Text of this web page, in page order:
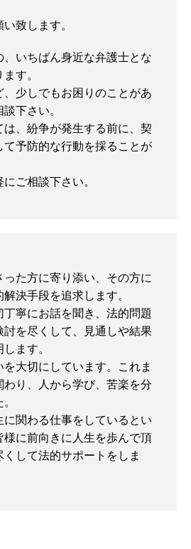
致します。
いちばん身近な弁護士とな
す。
少しでもお困りのことがあ
下さい。
は、紛争が発生する前に、契
て予防的な行動を採ることが
ご相談下さい。
た方に寄り添い、その方に
決手段を追求します。
寧にお話を聞き、法的問題
討を尽くして、見通しや結果
ます。
大切にしています。これま
わり、人から学び、苦楽を分
関わる仕事をしているとい
様に前向きに人生を歩んで頂
して法的サポートをしま